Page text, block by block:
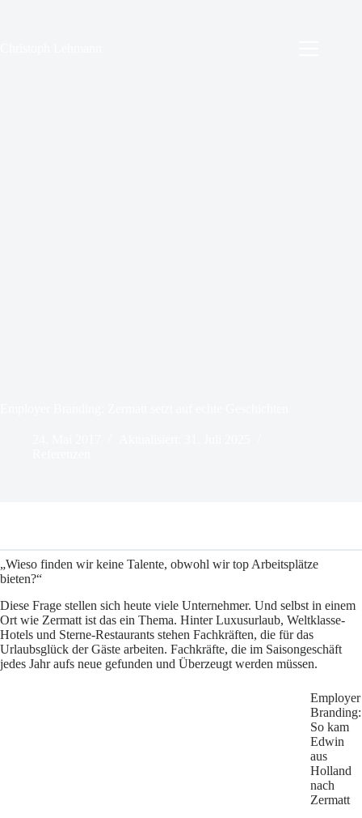
„Wieso finden wir keine Talente, obwohl wir top Arbeitsplätze
bieten?“
Diese Frage stellen sich heute viele Unternehmer. Und selbst in einem
Ort wie Zermatt ist das ein Thema. Hinter Luxusurlaub, Weltklasse-
Hotels und Sterne-Restaurants stehen Fachkräften, die für das
Urlaubsglück der Gäste arbeiten. Fachkräfte, die im Saisongeschäft
jedes Jahr aufs neue gefunden und Überzeugt werden müssen.
Employer
Branding:
So kam
Edwin
aus
Holland
nach
Zermatt